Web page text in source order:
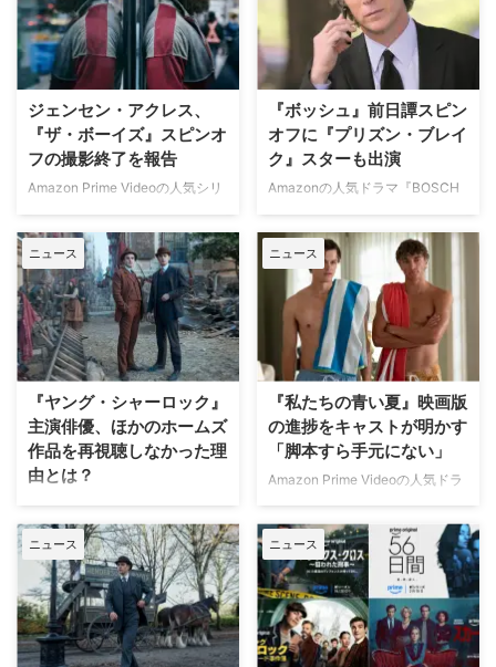
リッチソンが、隣人と乱闘騒ぎを
起こした疑いがあることがわかっ
た。米TMZが報じた。 アランは
今年、Netflix映画『ウォー・マシ
トや、Prime Videoで年内配信予
定の『ジャック・リーチャー』シ
ーズン4への続投など、俳優とし
て絶頂期にある。しかし今回、そ
注目を集めることとなった。 騒
音トラブルから暴力沙汰へ発展か
【動画 …
新作ドラマ『The
Challenger（原題）』が正式に制
作されることになった。米
Varietyが報じている。 第一報か
らおよそ2年、ようやくGOサイン
クリステン主演のこの企画は
2024年6月に報じられていたが、
2年近くが経ったこの度、
Amazonがリミテッドシリーズと
ナーを務めるのは『ザ・ステアケ
ース -偽りだらけの真実-』や
『ナルコス：メキシコ編 …
ジェンセン・アクレス、
『ザ・ボーイズ』スピンオ
フの撮影終了を報告
Amazon Prime Videoの人気シリ
象を残したソルジャー・ボーイ。
その若き日を描く前日譚スピンオ
フ『Vought Rising（原題）』の
撮影が終了したことを主演のジェ
ンセン・アクレスが報告した。
最終日にソルジャー・ボーイのス
ーツ姿を披露 ジェンセンは3月11
日（現地時間）、撮影現場での最
終日を祝う動画を自身の
Instagramに投稿。動画内では、
再びソルジャー・ボーイのスーツ
に身を包むことの興奮について触
深いあの「ヒーロー」が帰還す …
『ボッシュ』前日譚スピン
オフに『プリズン・ブレイ
ク』スターも出演
Amazonの人気ドラマ『BOSCH
『Bosch: Start of Watch（原
題）』に、新たに3人のキャスト
が出演することが分かった。米
Deadlineが伝えている。 尊敬さ
れる弁護士から裏社会のフィクサ
ーへと転身 『Bosch: Start of
Watch』は、オリジナルシリーズ
の主人公ハリー・ボッシュの若か
りし頃を描く。新人警官時代のボ
ッシュを演じるのはキャメロン・
モナハン（『シェイムレス 俺た
ちに恥はない』）。 舞台は1991
やギャ …
ニュース
『ヤング・シャーロック』
主演俳優、ほかのホームズ
作品を再視聴しなかった理
由とは？
鬼才ガイ・リッチー監督が、アー
サー・コナン・ドイル卿が生んだ
不朽の名探偵、シャーロック・ホ
ームズの物語を新たに再構築した
Prime Videoの新シリーズ『ヤン
グ・シャーロック ～オックスフ
ォード事件簿～』。本作に主演
し、シャーロック・ホームズの大
ニュース
『私たちの青い夏』映画版
の進捗をキャストが明かす
「脚本すら手元にない」
Amazon Prime Videoの人気ドラ
関する最新の状況が明らかになっ
たが、公開までの道のりはまだ遠
そうだ。同シリーズでジェレマイ
ア役を演じるギャヴィン・カサレ
ーニョは、映画版の進捗につい
て、期待に反する現状を明かし
た。 「ぶっつけ本番の展開にな
ニュース ニュース